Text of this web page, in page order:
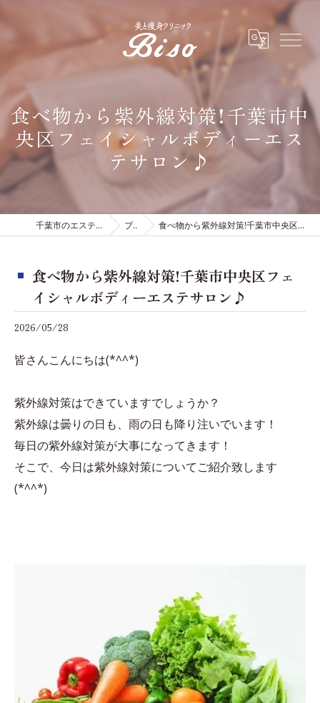
食べ物から紫外線対策!千葉市中
央区フェイシャルボディーエス
テサロン♪
千葉市のエステは有限会社ビソウ ブログ 食べ物から紫外線対策!千葉市中央区フェイシャルボディーエステサロン♪
食べ物から紫外線対策!千葉市中央区フェ
イシャルボディーエステサロン♪
2026/05/28
皆さんこんにちは(*^^*)
紫外線対策はできていますでしょうか？
紫外線は曇りの日も、雨の日も降り注いでいます！
毎日の紫外線対策が大事になってきます！
そこで、今日は紫外線対策についてご紹介致します
(*^^*)